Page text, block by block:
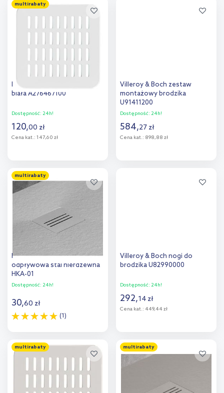
Dodaj do
porównania
multirabaty
Roca Terran osłona syfonu
biała A276467100
Dostępność: 24h!
120,00 zł
Cena kat.: 147,60 zł
Dodaj do
Villeroy & Boch zestaw
montażowy brodzika
U91411200
Dostępność: 24h!
584,27 zł
Cena kat.: 898,88 zł
multirabaty
Radaway Kyntos F kratka
odpływowa stal nierdzewna
HKA-01
Dostępność: 24h!
30,60 zł
(1)
Dodaj do
porównania
Villeroy & Boch nogi do
brodzika U82990000
Dostępność: 24h!
292,14 zł
Cena kat.: 449,44 zł
Dodaj do
multirabaty multirabaty